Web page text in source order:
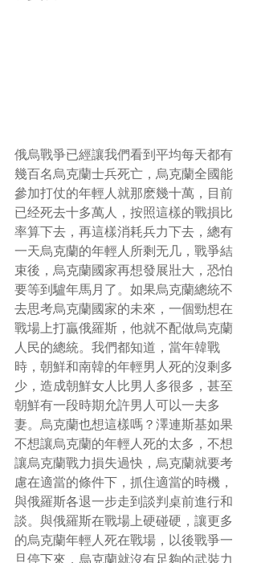
俄烏戰爭已經讓我們看到平均每天都有
幾百名烏克蘭士兵死亡，烏克蘭全國能
參加打仗的年輕人就那麽幾十萬，目前
已经死去十多萬人，按照這樣的戰損比
率算下去，再這樣消耗兵力下去，總有
一天烏克蘭的年輕人所剩无几，戰爭結
束後，烏克蘭國家再想發展壯大，恐怕
要等到驢年馬月了。如果烏克蘭總統不
去思考烏克蘭國家的未來，一個勁想在
戰場上打贏俄羅斯，他就不配做烏克蘭
人民的總統。我們都知道，當年韓戰
時，朝鮮和南韓的年輕男人死的沒剩多
少，造成朝鮮女人比男人多很多，甚至
朝鮮有一段時期允許男人可以一夫多
妻。烏克蘭也想這樣嗎？澤連斯基如果
不想讓烏克蘭的年輕人死的太多，不想
讓烏克蘭戰力損失過快，烏克蘭就要考
慮在適當的條件下，抓住適當的時機，
與俄羅斯各退一步走到談判桌前進行和
談。與俄羅斯在戰場上硬碰硬，讓更多
的烏克蘭年輕人死在戰場，以後戰爭一
旦停下來，烏克蘭就沒有足夠的武裝力